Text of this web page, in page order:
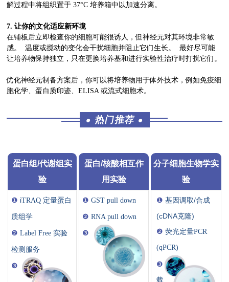
解过程中将组织置于 37°C 培养箱中以加速分离。
7. 让你的文化适应新环境
在铺板后立即检查你的细胞可能很诱人，但神经元对其环境非常敏
感。 温度或搅动的变化会干扰细胞并阻止它们生长。 最好尽可能
让培养物保持独立，只在更换培养基和进行实验性治疗时打扰它们。
优化神经元制备方案后，你可以将培养物用于体外技术，例如免疫细
胞化学、蛋白质印迹、ELISA 或流式细胞术。
● 热门推荐 ●
蛋白组/代谢组实
验
❶ iTRAQ 定量蛋白
质组学
❷Label Free 实验
检测服务
❸
蛋白/核酸相互作
用实验
❶GST pull down
❷RNA pull down
❸
分子细胞生物学实
验
❶ 基因调取/合成
(cDNA克隆)
❷ 荧光定量PCR
(qPCR)
❸
载